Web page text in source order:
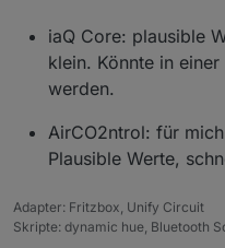
iaQ Core: plausible
klein. Könnte in
werden.
AirCO2ntrol: für
Plausible Werte,
Adapter: Fritzbox, Unify Circuit
Skripte: dynamic hue, Bluetooth